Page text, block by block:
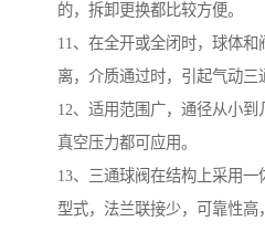
的，拆卸更换都比较方便。
11、在全开或全闭时，球体
离，介质通过时，引起气动三
12、适用范围广，通径从小
真空压力都可应用。
13、三通球阀在结构上采用
型式，法兰联接少，可靠性高